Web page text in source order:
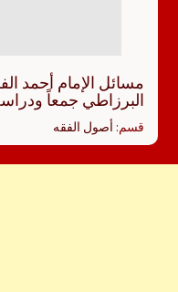
مسائل الإمام أحمد
البرزاطي جمعاً
قسم: أصول الفقه